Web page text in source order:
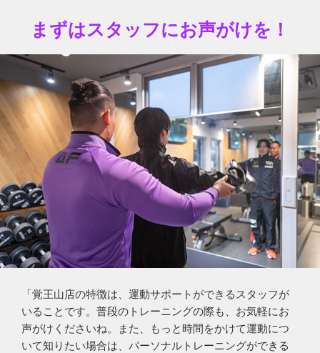
まずはスタッフにお声がけを！
「覚王山店の特徴は、運動サポートができるスタッフが
いることです。普段のトレーニングの際も、お気軽にお
声がけくださいね。また、もっと時間をかけて運動につ
いて知りたい場合は、パーソナルトレーニングができる